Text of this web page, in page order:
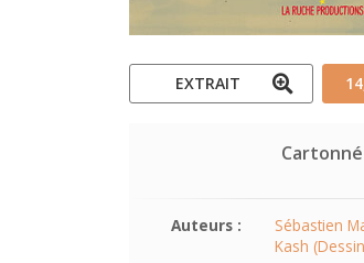
EXTRAIT
Cartonné
Auteurs :
Sébastien
Kash